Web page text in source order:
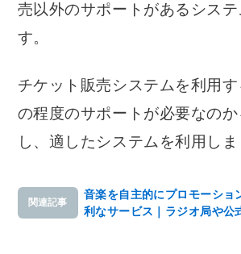
売以外のサポートがあるシステ
す。
チケット販売システムを利用
の程度のサポートが必要なの
し、適したシステムを利用しま
関連記事
音楽を自主的にプロモーショ
利なサービス｜ラジオ局や公